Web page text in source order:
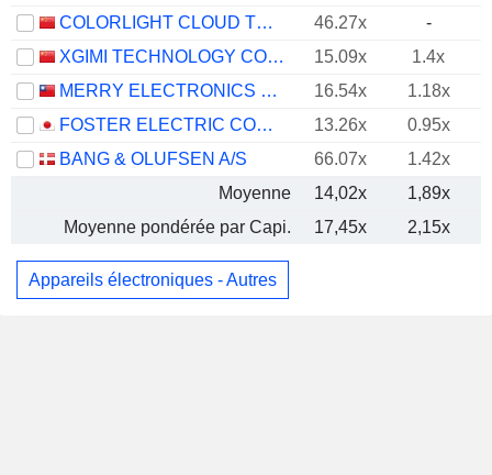
COLORLIGHT CLOUD TECH LTD
46.27x
-
XGIMI TECHNOLOGY CO.,LTD.
15.09x
1.4x
MERRY ELECTRONICS CO., LTD.
16.54x
1.18x
FOSTER ELECTRIC COMPANY, LIMITED
13.26x 0.95x
BANG & OLUFSEN A/S
66.07x
1.42x
Moyenne
14,02x
1,89x
Moyenne pondérée par Capi.
17,45x 2,15x
Appareils électroniques - Autres